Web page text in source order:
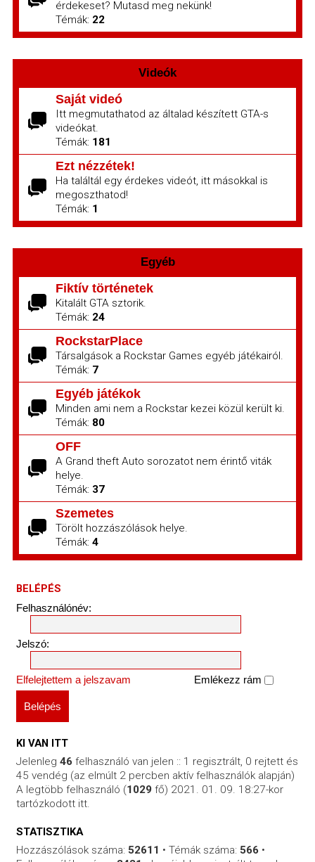
érdekeset? Mutasd meg nekünk!
Témák: 22
Videók
Saját videó
Itt megmutathatod az általad készített GTA-s
videókat.
Témák: 181
Ezt nézzétek!
Ha találtál egy érdekes videót, itt másokkal is
megoszthatod!
Témák: 1
Egyéb
Fiktív történetek
Kitalált GTA sztorik.
Témák: 24
RockstarPlace
Társalgások a Rockstar Games egyéb játékairól.
Témák: 7
Egyéb játékok
Minden ami nem a Rockstar kezei közül került ki.
Témák: 80
OFF
A Grand theft Auto sorozatot nem érintő viták
helye.
Témák: 37
Szemetes
Törölt hozzászólások helye.
Témák: 4
BELÉPÉS
Felhasználónév:
Jelszó:
Elfelejtettem a jelszavam Emlékezz rám
KI VAN ITT
Jelenleg 46felhasználó van jelen :: 1 regisztrált, 0 rejtett és
45 vendég (az elmúlt 2 percben aktív felhasználók alapján)
A legtöbb felhasználó (1029fő) 2021. 01. 09. 18:27-kor
tartózkodott itt.
STATISZTIKA
Hozzászólások száma: 52611 • Témák száma: 566•